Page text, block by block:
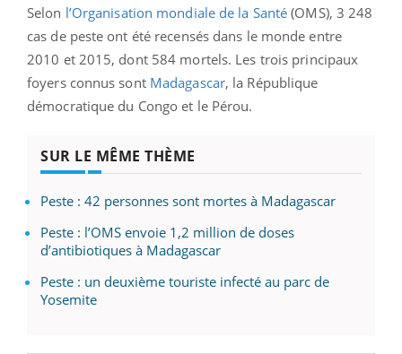
Selon l’Organisation mondiale de la Santé (OMS), 3 248
cas de peste ont été recensés dans le monde entre
2010 et 2015, dont 584 mortels. Les trois principaux
foyers connus sont Madagascar, la République
démocratique du Congo et le Pérou.
SUR LE MÊME THÈME
Peste : 42 personnes sont mortes à Madagascar
Peste : l’OMS envoie 1,2 million de doses
d’antibiotiques à Madagascar
Peste : un deuxième touriste infecté au parc de
Yosemite